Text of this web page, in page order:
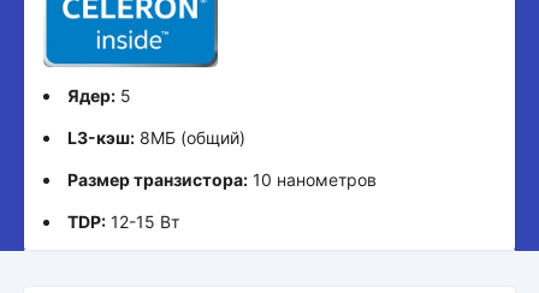
Ядер: 5
L3-кэш: 8МБ (общий)
Размер транзистора: 10 нанометров
TDP: 12-15 Вт